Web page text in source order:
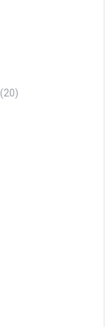
(20)